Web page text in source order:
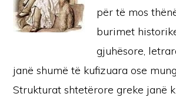
për të mos
burimet
gjuhësore,
janë shumë të kufizuara ose
Strukturat shtetërore greke janë